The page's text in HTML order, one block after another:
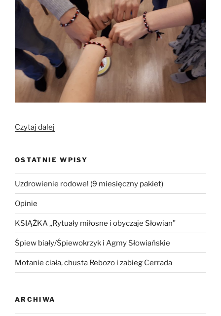
Czytaj dalej
Poznaniu
z
okazji
OSTATNIE WPISY
Uzdrowienie rodowe! (9 miesięczny pakiet)
Opinie
KSIĄŻKA „Rytuały miłosne i obyczaje Słowian”
Śpiew biały/Śpiewokrzyk i Agmy Słowiańskie
Motanie ciała, chusta Rebozo i zabieg Cerrada
ARCHIWA